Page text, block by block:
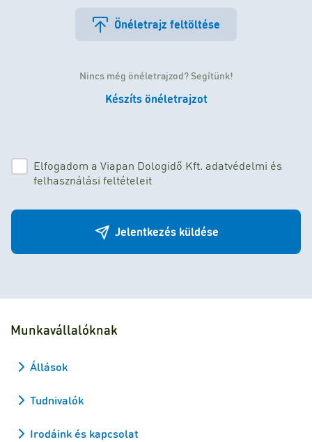
Önéletrajz feltöltése
Nincs még önéletrajzod? Segítünk!
Készíts önéletrajzot
Elfogadom a Viapan Dologidő Kft. adatvédelmi és
felhasználási feltételeit
Jelentkezés küldése
Munkavállalóknak
Állások
Tudnivalók
Irodáink és kapcsolat